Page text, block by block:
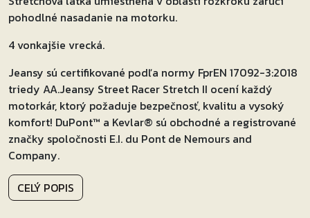
pohodlné nasadanie na motorku.
4 vonkajšie vrecká.
Jeansy sú certifikované podľa normy FprEN 17092-3:2018
triedy AA.Jeansy Street Racer Stretch II ocení každý
motorkár, ktorý požaduje bezpečnosť, kvalitu a vysoký
komfort! DuPont™ a Kevlar® sú obchodné a registrované
značky spoločnosti E.I. du Pont de Nemours and
Company.
CELÝ POPIS